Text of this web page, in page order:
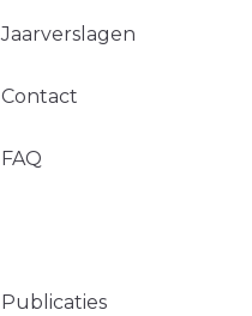
Jaarverslagen
Contact
FAQ
Publicaties